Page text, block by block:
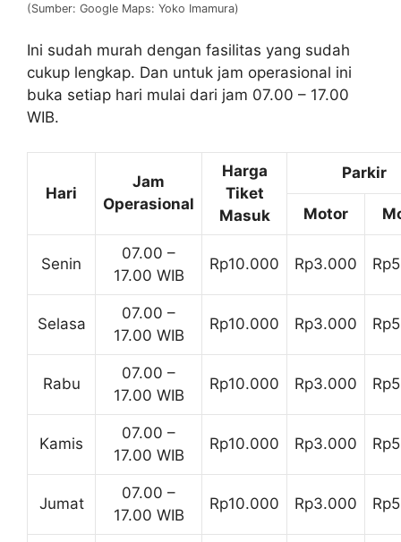
(Sumber: Google Maps: Yoko Imamura)
Ini sudah murah dengan fasilitas yang sudah
cukup lengkap. Dan untuk jam operasional ini
buka setiap hari mulai dari jam 07.00 – 17.00
WIB.
Hari
Jam
Operasional
Harga
Tiket
Masuk
Parkir
Motor
Senin
07.00 –
17.00 WIB
Rp10.000 Rp3.000
Selasa
07.00 –
17.00 WIB
Rp10.000 Rp3.000
Rabu
07.00 –
17.00 WIB
Rp10.000 Rp3.000
Kamis
07.00 –
17.00 WIB
Rp10.000 Rp3.000
Jumat
07.00 –
17.00 WIB
Rp10.000 Rp3.000